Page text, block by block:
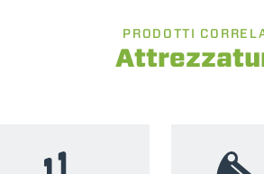
PRODOTTI